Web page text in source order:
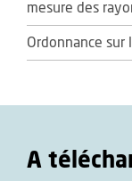
mesure des
Ordonnance sur
A